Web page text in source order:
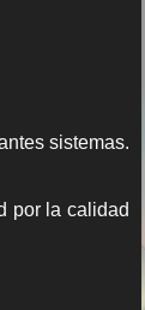
sistemas.
por la calidad